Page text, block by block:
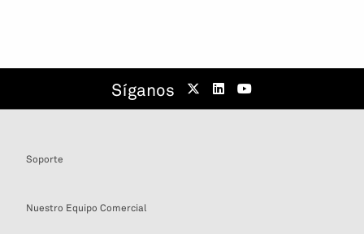
Síganos
Soporte
Nuestro Equipo Comercial